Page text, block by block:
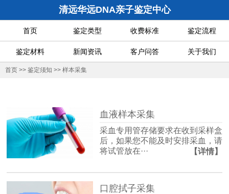
清远华远DNA亲子鉴定中心
首页 鉴定类型 收费标准 鉴定流程
鉴定材料 新闻资讯 客户问答 关于我们
首页 >> 鉴定须知 >> 样本采集
血液样本采集
采血专用管存储要求在收到采样盒
后，如果您不能及时安排采血，请
将试管放在···
【详情】
口腔拭子采集